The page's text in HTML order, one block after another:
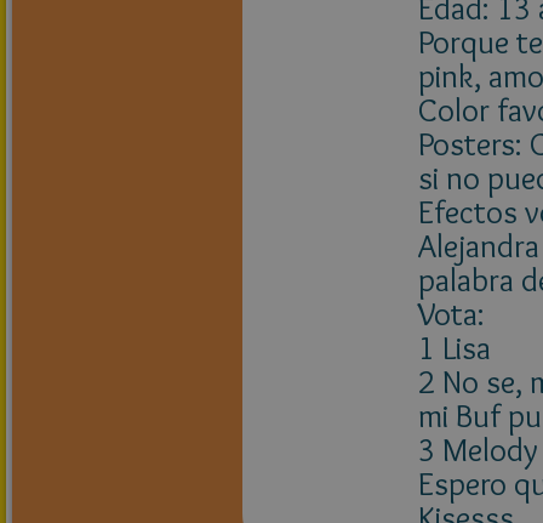
Porque
pink,
Color
Posters:
si no
Efectos
palabra
Vota:
1 Lisa
2 No se,
mi Buf
3 Melody
Espero